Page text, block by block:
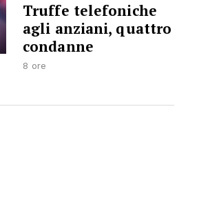
Truffe telefoniche
agli anziani, quattro
condanne
8 ore